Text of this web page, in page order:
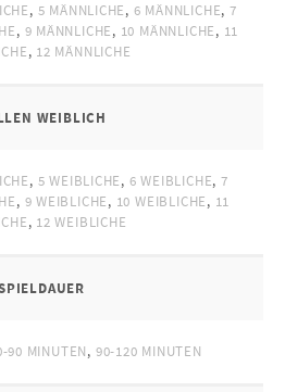
, 5 MÄNNLICHE, 6 MÄNNLICHE, 7
, 9 MÄNNLICHE, 10 MÄNNLICHE, 11
, 12 MÄNNLICHE
WEIBLICH
, 5 WEIBLICHE, 6 WEIBLICHE, 7
, 9 WEIBLICHE, 10 WEIBLICHE, 11
, 12 WEIBLICHE
90 MINUTEN, 90-120 MINUTEN